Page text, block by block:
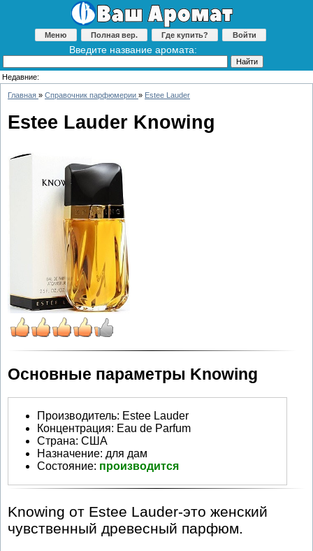
Меню Полная вер. Где купить? Войти
Введите название аромата:
Недавние:
Главная » Справочник парфюмерии » Estee Lauder
Estee Lauder Knowing
Основные параметры Knowing
Производитель: Estee Lauder
Концентрация: Eau de Parfum
Страна: США
Назначение: для дам
Состояние: производится
Knowing от Estee Lauder-это женский
чувственный древесный парфюм.